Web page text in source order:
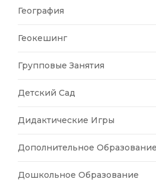
География
Геокешинг
Групповые Занятия
Детский Сад
Дидактические Игры
Дополнительное Образование
Дошкольное Образование